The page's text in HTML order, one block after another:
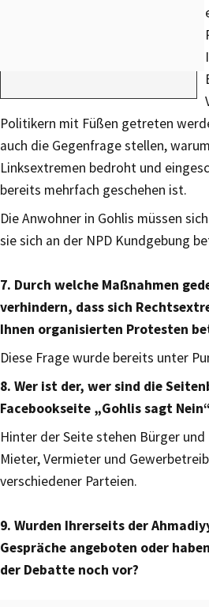
Politikern mit Füßen getreten
auch die Gegenfrage stellen,
Linksextremen bedroht und
bereits mehrfach geschehen ist.
Die Anwohner in Gohlis müssen
sie sich an der NPD Kundgebung
7. Durch welche Maßnahmen
verhindern, dass sich
Ihnen organisierten Protesten
Diese Frage wurde bereits unter
8. Wer ist der, wer sind die
Facebookseite „Gohlis sagt
Hinter der Seite stehen Bürger und
Mieter, Vermieter und
verschiedener Parteien.
9. Wurden Ihrerseits der
Gespräche angeboten oder
der Debatte noch vor?